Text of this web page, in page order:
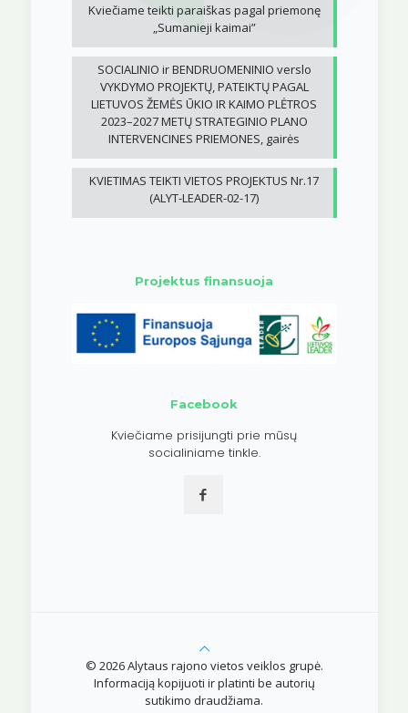
Kviečiame teikti paraiškas pagal priemonę
„Sumanieji kaimai”
SOCIALINIO ir BENDRUOMENINIO verslo
VYKDYMO PROJEKTŲ, PATEIKTŲ PAGAL
LIETUVOS ŽEMĖS ŪKIO IR KAIMO PLĖTROS
2023–2027 METŲ STRATEGINIO PLANO
INTERVENCINES PRIEMONES, gairės
KVIETIMAS TEIKTI VIETOS PROJEKTUS Nr.17
(ALYT-LEADER-02-17)
Projektus finansuoja
Facebook
Kviečiame prisijungti prie mūsų
socialiniame tinkle.
© 2026 Alytaus rajono vietos veiklos grupė.
Informaciją kopijuoti ir platinti be autorių
sutikimo draudžiama.